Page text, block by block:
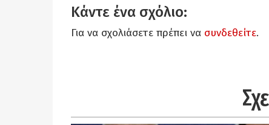
Κάντε ένα σχόλιο:
Για να σχολιάσετε πρέπει να συνδεθείτε.